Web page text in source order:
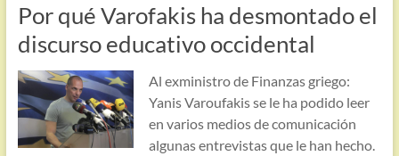
Por qué Varofakis ha desmontado el
discurso educativo occidental
Al exministro de Finanzas griego:
Yanis Varoufakis se le ha podido leer
en varios medios de comunicación
algunas entrevistas que le han hecho.